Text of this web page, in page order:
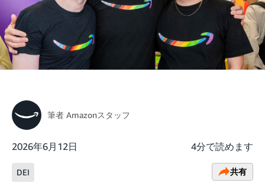
筆者 Amazonスタッフ
2026年6月12日 4分で読めます
DEI 共有